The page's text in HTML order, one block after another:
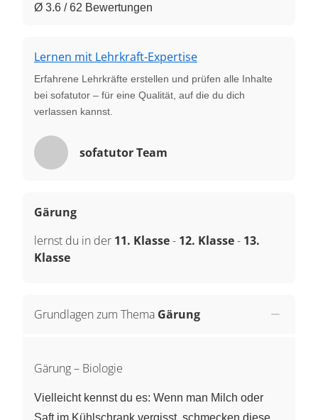
Ø 3.6 / 62 Bewertungen
Lernen mit Lehrkraft-Expertise
Erfahrene Lehrkräfte erstellen und prüfen alle Inhalte
bei sofatutor – für eine Qualität, auf die du dich
verlassen kannst.
sofatutor Team
Gärung
lernst du in der 11. Klasse- 12. Klasse- 13.
Klasse
Grundlagen zum Thema Gärung
Gärung – Biologie
Vielleicht kennst du es: Wenn man Milch oder
Saft im Kühlschrank vergisst, schmecken diese